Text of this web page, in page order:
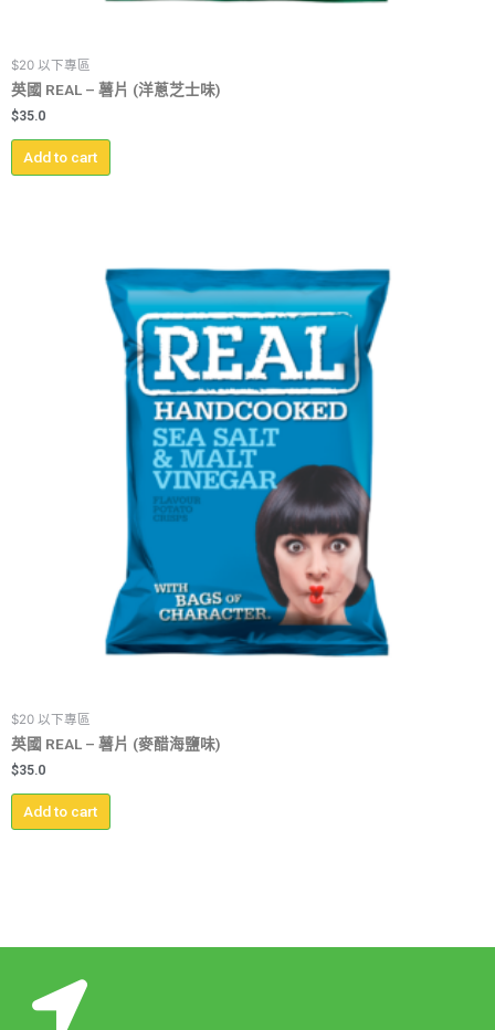
$20 以下專區
英國 REAL – 薯片 (洋蔥芝士味)
$35.0
Add to cart
$20 以下專區
英國 REAL – 薯片 (麥醋海鹽味)
$35.0
Add to cart